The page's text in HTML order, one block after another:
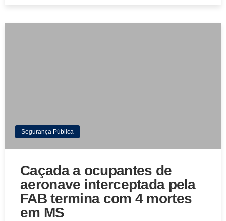
Segurança Pública
Caçada a ocupantes de
aeronave interceptada pela
FAB termina com 4 mortes
em MS